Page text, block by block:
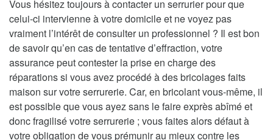
Vous hésitez toujours à contacter un serrurier pour que
celui-ci intervienne à votre domicile et ne voyez pas
vraiment l’intérêt de consulter un professionnel ? Il est bon
de savoir qu’en cas de tentative d’effraction, votre
assurance peut contester la prise en charge des
réparations si vous avez procédé à des bricolages faits
maison sur votre serrurerie. Car, en bricolant vous-même, il
est possible que vous ayez sans le faire exprès abîmé et
donc fragilisé votre serrurerie ; vous faites alors défaut à
votre obligation de vous prémunir au mieux contre les